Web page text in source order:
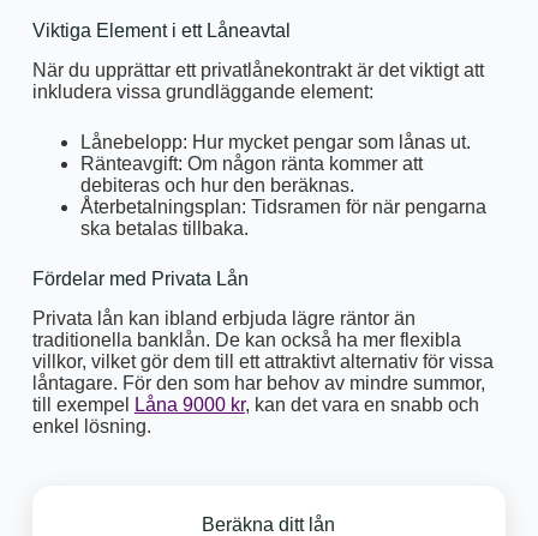
Viktiga Element i ett Låneavtal
När du upprättar ett privatlånekontrakt är det viktigt att
inkludera vissa grundläggande element:
Lånebelopp: Hur mycket pengar som lånas ut.
Ränteavgift: Om någon ränta kommer att
debiteras och hur den beräknas.
Återbetalningsplan: Tidsramen för när pengarna
ska betalas tillbaka.
Fördelar med Privata Lån
Privata lån kan ibland erbjuda lägre räntor än
traditionella banklån. De kan också ha mer flexibla
villkor, vilket gör dem till ett attraktivt alternativ för vissa
låntagare. För den som har behov av mindre summor,
till exempel
Låna 9000 kr, kan det vara en snabb och
enkel lösning.
Beräkna ditt lån